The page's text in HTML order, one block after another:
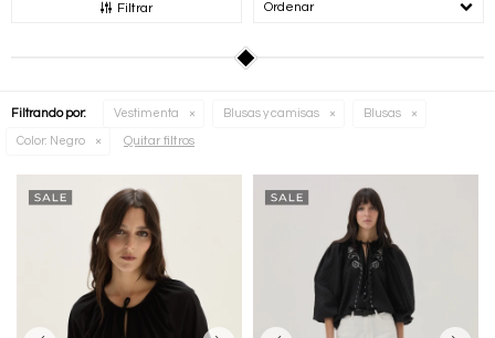
Filtrar Recomendados
Filtrando por: Vestimenta Blusas y camisas Blusas
Color: Negro Quitar filtros